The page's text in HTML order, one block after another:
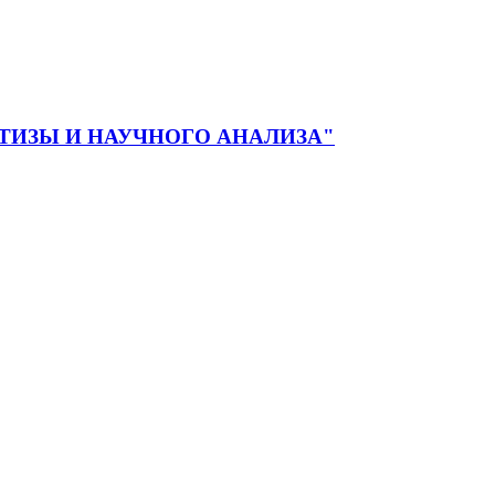
И НАУЧНОГО АНАЛИЗА"